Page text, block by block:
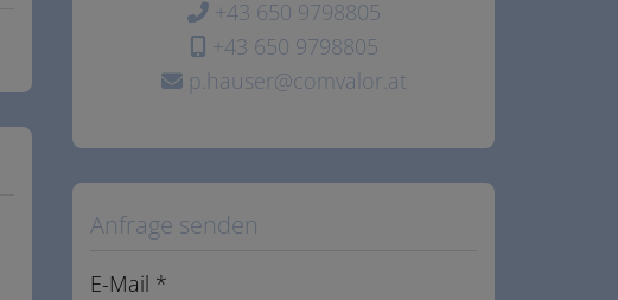
+43 650 9798805
+43 650 9798805
p.hauser@comvalor.at
Anfrage senden
E-Mail